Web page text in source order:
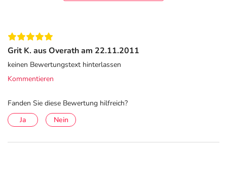
Grit K. aus Overath am 22.11.2011
keinen Bewertungstext hinterlassen
Kommentieren
Fanden Sie diese Bewertung hilfreich?
Ja
Nein